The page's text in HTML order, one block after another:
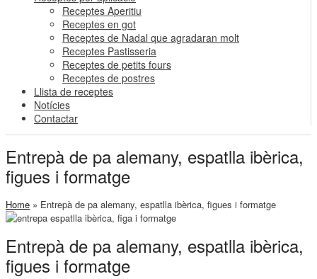
Receptes Aperitiu
Receptes en got
Receptes de Nadal que agradaran molt
Receptes Pastisseria
Receptes de petits fours
Receptes de postres
Llista de receptes
Notícies
Contactar
Entrepà de pa alemany, espatlla ibèrica,
figues i formatge
Home » Entrepà de pa alemany, espatlla ibèrica, figues i formatge
Entrepà de pa alemany, espatlla ibèrica,
figues i formatge